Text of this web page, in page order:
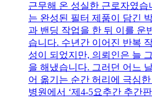
근무해 온 성실한 근로자였
는 완성된 필터 제품이 담긴
과 밴딩 작업을 한 뒤 이를 운
습니다. 수년간 이어진 반복
성이 되었지만, 의뢰인은 늘
을 해냈습니다. 그러던 어느
어 옮기는 순간 허리에 극심
병원에서 ‘제4-5요추간 추간